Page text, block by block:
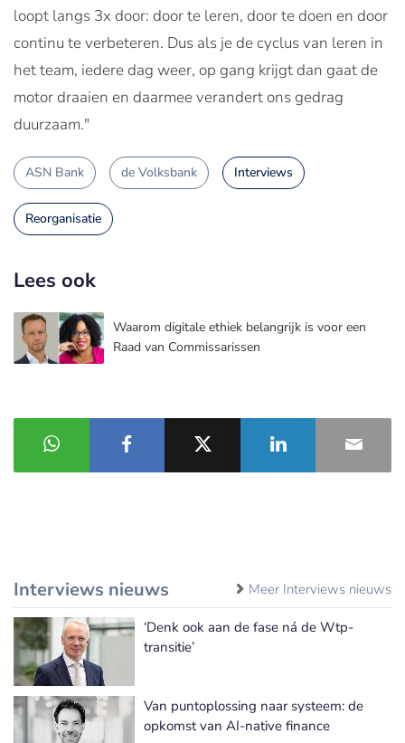
loopt langs 3x door: door te leren, door te doen en door
continu te verbeteren. Dus als je de cyclus van leren in
het team, iedere dag weer, op gang krijgt dan gaat de
motor draaien en daarmee verandert ons gedrag
duurzaam."
ASN Bank de Volksbank Interviews
Reorganisatie
Lees ook
Waarom digitale ethiek belangrijk is voor een
Raad van Commissarissen
Interviews nieuws Meer Interviews nieuws
‘Denk ook aan de fase ná de Wtp-
transitie’
Van puntoplossing naar systeem: de
opkomst van AI-native finance